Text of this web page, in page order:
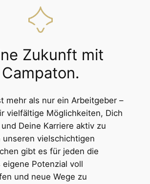
Zukunft mit
Campaton.
mehr als nur ein Arbeitgeber –
vielfältige Möglichkeiten, Dich
Deine Karriere aktiv zu
unseren vielschichtigen
gibt es für jeden die
eigene Potenzial voll
und neue Wege zu